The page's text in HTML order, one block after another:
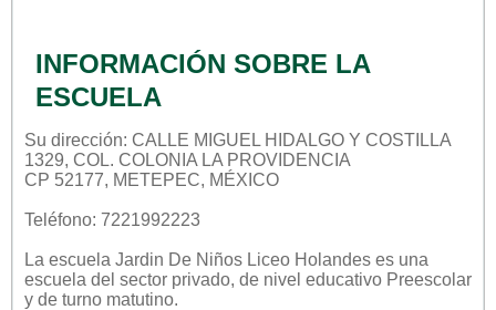
INFORMACIÓN SOBRE LA
ESCUELA
Su dirección: CALLE MIGUEL HIDALGO Y COSTILLA
1329, COL. COLONIA LA PROVIDENCIA
CP 52177, METEPEC, MÉXICO
Teléfono: 7221992223
La escuela Jardin De Niños Liceo Holandes es una
escuela del sector privado, de nivel educativo Preescolar
y de turno matutino.